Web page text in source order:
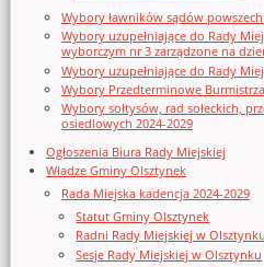
Wybory ławników sądów
Wybory uzupełniające do Rady
wyborczym nr 3 zarządzone na
Wybory uzupełniające do Rady
Wybory Przedterminowe
Wybory sołtysów, rad sołeckich,
osiedlowych 2024-2029
Ogłoszenia Biura Rady Miejskiej
Władze Gminy Olsztynek
Rada Miejska kadencja 2024-2029
Statut Gminy Olsztynek
Radni Rady Miejskiej w
Sesje Rady Miejskiej w Olsztynku